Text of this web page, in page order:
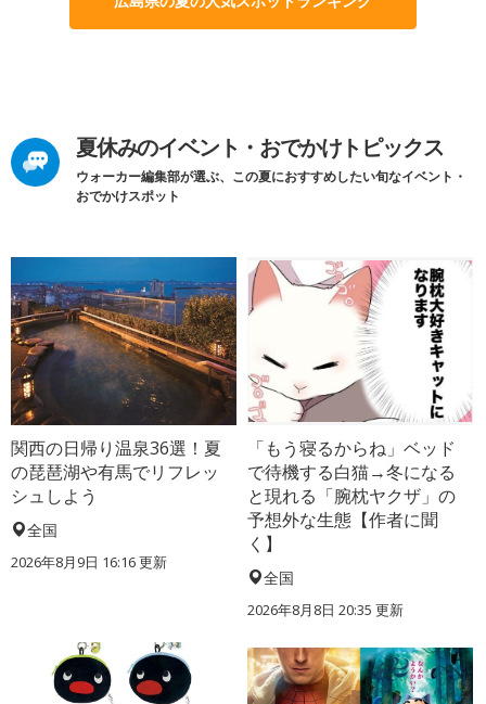
夏休みのイベント・おでかけトピックス
ウォーカー編集部が選ぶ、この夏におすすめしたい旬なイベント・
おでかけスポット
関西の日帰り温泉36選！夏
の琵琶湖や有馬でリフレッ
シュしよう
全国
2026年8月9日 16:16更新
「もう寝るからね」ベッド
で待機する白猫→冬になる
と現れる「腕枕ヤクザ」の
予想外な生態【作者に聞
く】
全国
2026年8月8日 20:35 更新